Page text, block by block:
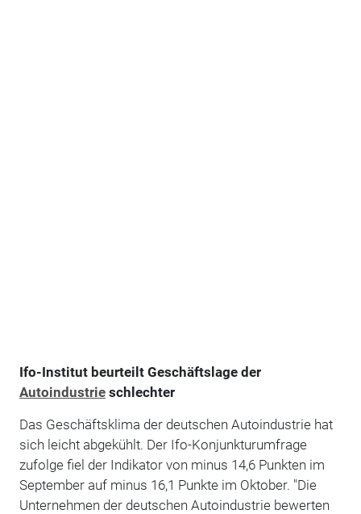
Ifo-Institut beurteilt Geschäftslage der
Autoindustrieschlechter
Das Geschäftsklima der deutschen Autoindustrie hat
sich leicht abgekühlt. Der Ifo-Konjunkturumfrage
zufolge fiel der Indikator von minus 14,6 Punkten im
September auf minus 16,1 Punkte im Oktober. "Die
Unternehmen der deutschen Autoindustrie bewerten